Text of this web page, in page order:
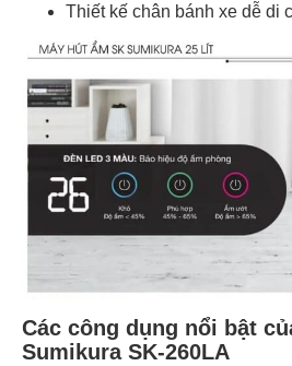
Thiết kế chân bánh xe dễ di
Các công dụng nổi bật
Sumikura SK-260LA